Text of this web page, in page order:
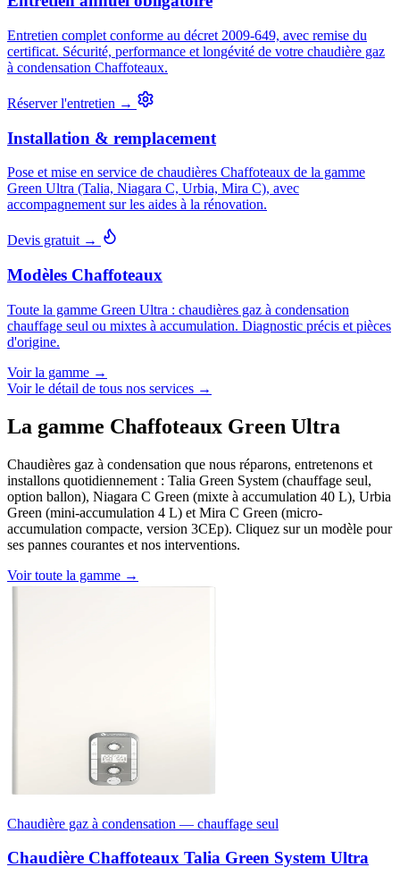
Entretien complet conforme au décret 2009-649, avec remise du
certificat. Sécurité, performance et longévité de votre chaudière gaz
à condensation Chaffoteaux.
Réserver l'entretien →
Installation & remplacement
Pose et mise en service de chaudières Chaffoteaux de la gamme
Green Ultra (Talia, Niagara C, Urbia, Mira C), avec
accompagnement sur les aides à la rénovation.
Devis gratuit →
Modèles Chaffoteaux
Toute la gamme Green Ultra : chaudières gaz à condensation
chauffage seul ou mixtes à accumulation. Diagnostic précis et pièces
d'origine.
Voir la gamme →
Voir le détail de tous nos services →
La gamme Chaffoteaux Green Ultra
Chaudières gaz à condensation que nous réparons, entretenons et
installons quotidiennement : Talia Green System (chauffage seul,
option ballon), Niagara C Green (mixte à accumulation 40 L), Urbia
Green (mini-accumulation 4 L) et Mira C Green (micro-
accumulation compacte, version 3CEp). Cliquez sur un modèle pour
ses pannes courantes et nos interventions.
Voir toute la gamme →
Chaudière gaz à condensation — chauffage seul
Chaudière Chaffoteaux Talia Green System Ultra